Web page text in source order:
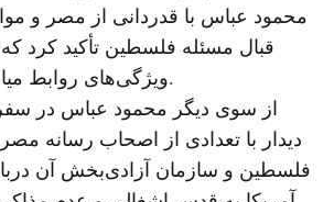
محمود عباس با قدردانی از مصر و
قبال مسئله فلسطین تأکید کرد که
ویژگی‌های روابط میان دو طرف است.
از سوی دیگر محمود عباس در
دیدار با تعدادی از اصحاب رسانه
فلسطین و سازمان آزادی‌بخش آن